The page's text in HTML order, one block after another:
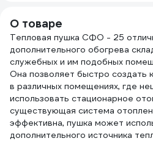
О товаре
Тепловая пушка СФО - 25
дополнительного обогрева
служебных и им подобных
Она позволяет быстро
в различных помещениях, где
использовать стационарное
существующая система
эффективна, пушка может
дополнительного источника